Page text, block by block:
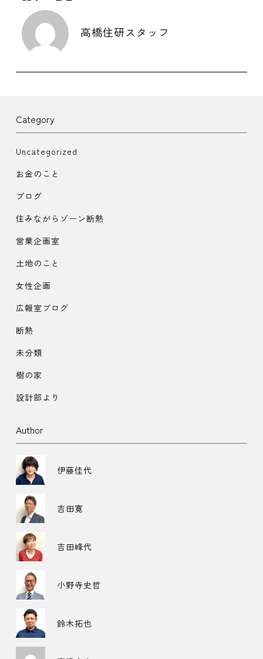
高橋住研スタッフ
Category
Uncategorized
お金のこと
ブログ
住みながらゾーン断熱
営業企画室
土地のこと
女性企画
広報室ブログ
断熱
未分類
樹の家
設計部より
Author
伊藤佳代
吉田寛
吉田峰代
小野寺史哲
鈴木拓也